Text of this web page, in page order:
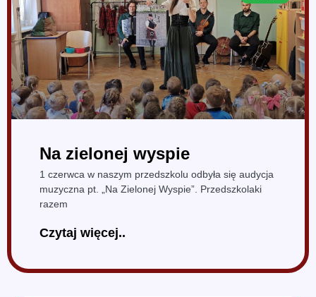
Na zielonej wyspie
1 czerwca w naszym przedszkolu odbyła się audycja
muzyczna pt. „Na Zielonej Wyspie”. Przedszkolaki
razem
Czytaj więcej..